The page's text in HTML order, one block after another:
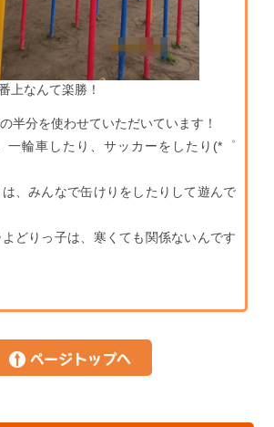
上なんて楽勝！
半分を使わせていただいています！
一輪車したり、サッカーをしたり(*゜
、みんなで缶けりをしたりして遊んで
どりっ子は、寒くても関係ないんです